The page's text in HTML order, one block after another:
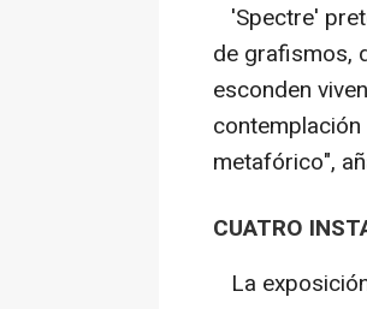
'Spectre'
de grafismos,
esconden
metafórico",
CUATRO
La